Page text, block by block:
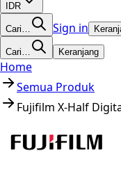
IDR
Cari… Sign in
Cari… Keranjang
Home
Semua Produk
Fujifilm X-Half